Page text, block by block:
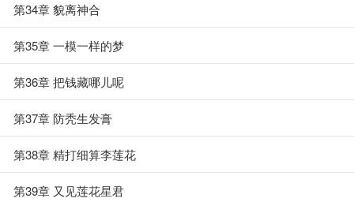
第34章 貌离神合
第35章 一模一样的梦
第36章 把钱藏哪儿呢
第37章 防秃生发膏
第38章 精打细算李莲花
第39章 又见莲花星君